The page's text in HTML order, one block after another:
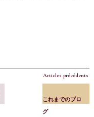
Articles précédents
これまでのブロ
グ